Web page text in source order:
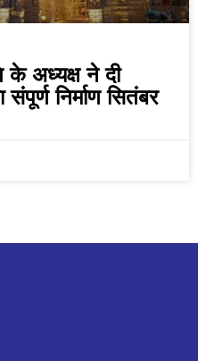
के अध्यक्ष ने दी
संपूर्ण निर्माण सितंबर